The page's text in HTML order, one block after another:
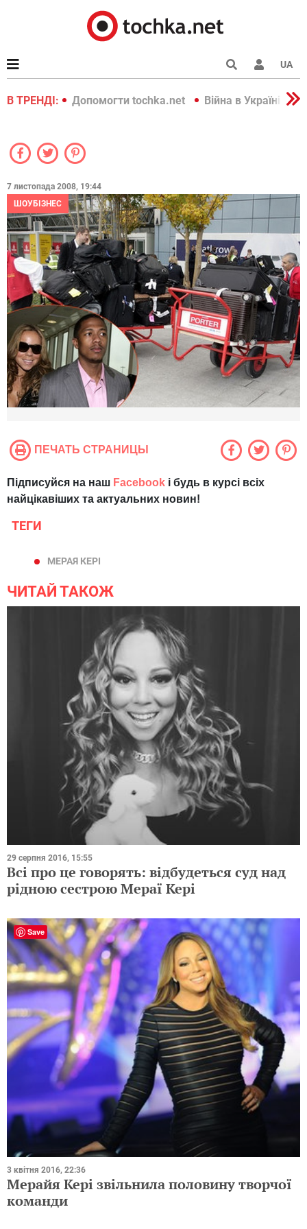
UA
В ТРЕНДІ:
2022 Допомогти tochka.net Війна в Україні 2022
7 листопада 2008, 19:44
ШОУБІЗНЕС
ПЕЧАТЬ СТРАНИЦЫ
Підписуйся на наш Facebook і будь в курсі всіх
найцікавіших та актуальних новин!
ТЕГИ
МЕРАЯ КЕРІ
ЧИТАЙ ТАКОЖ
29 серпня 2016, 15:55
Всі про це говорять: відбудеться суд над
рідною сестрою Мераї Кері
3 квітня 2016, 22:36
Мерайя Кері звільнила половину творчої
команди
Save